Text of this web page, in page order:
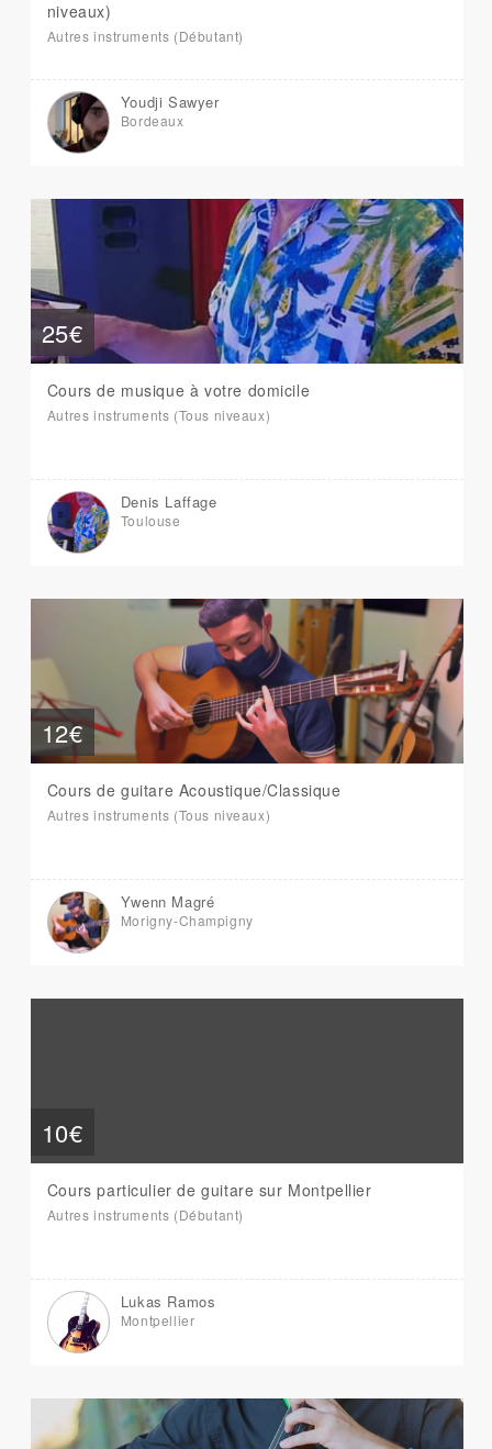
niveaux)
Autres instruments (Débutant)
Youdji Sawyer
Bordeaux
25€
Cours de musique à votre domicile
Autres instruments (Tous niveaux)
Denis Laffage
Toulouse
12€
Cours de guitare Acoustique/Classique
Autres instruments (Tous niveaux)
Ywenn Magré
Morigny-Champigny
10€
Cours particulier de guitare sur Montpellier
Autres instruments (Débutant)
Lukas Ramos
Montpellier